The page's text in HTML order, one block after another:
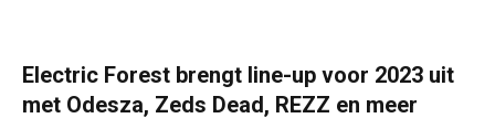
Electric Forest brengt line-up voor 2023 uit
met Odesza, Zeds Dead, REZZ en meer